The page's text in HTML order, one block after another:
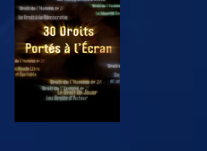
REGARDER